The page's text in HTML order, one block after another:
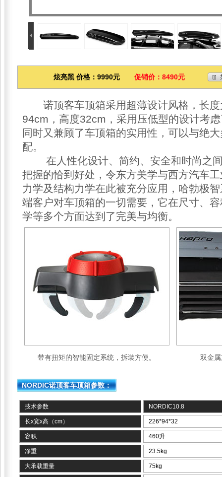
炫亮黑 价格：9990元 促销价：8490元
诺顶客车顶箱采用超薄设计风格，长度
94cm，高度32cm，采用压低型的设计考
同时又兼顾了车顶箱的实用性，可以与绝
配。
在人性化设计、简约、安全和时尚之间
把握的恰到好处，令东方美学与西方汽车
力学及结构力学在此被充分应用，哈勃极
端客户对车顶箱的一切需要，它在尺寸、
学等多个方面达到了完美与均衡。
带有扭矩的智能固定系统，拆装方便。 双金
NORDIC诺顶客车顶箱参数：
技术参数 NORDIC10.8
长x宽x高（cm） 226*94*32
容积 460升
净重 23.5kg
大承载重量 75kg